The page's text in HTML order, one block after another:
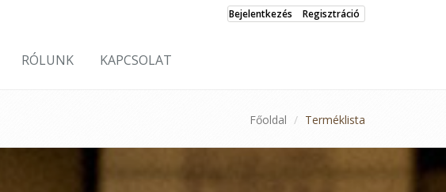
Bejelentkezés Regisztráció
RÓLUNK KAPCSOLAT
Főoldal Terméklista